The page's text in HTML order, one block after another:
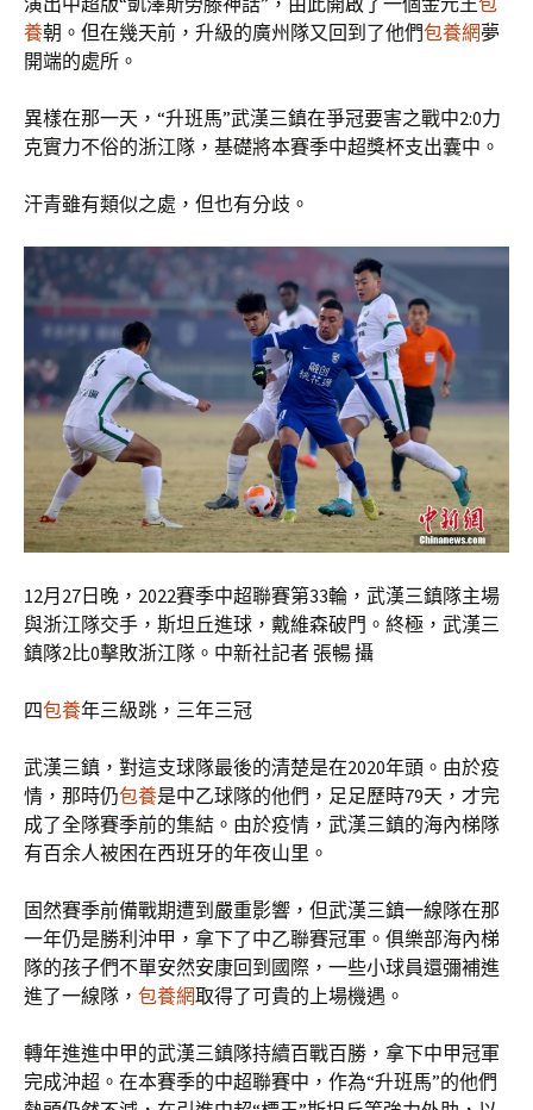
養朝。但在幾天前，升級的廣州隊又回到了他們包養網夢
開端的處所。
異樣在那一天，“升班馬”武漢三鎮在爭冠要害之戰中2:0力
克實力不俗的浙江隊，基礎將本賽季中超獎杯支出囊中。
汗青雖有類似之處，但也有分歧。
12月27日晚，2022賽季中超聯賽第33輪，武漢三鎮隊主場
與浙江隊交手，斯坦丘進球，戴維森破門。終極，武漢三
鎮隊2比0擊敗浙江隊。中新社記者 張暢 攝
四包養年三級跳，三年三冠
武漢三鎮，對這支球隊最後的清楚是在2020年頭。由於疫
情，那時仍包養是中乙球隊的他們，足足歷時79天，才完
成了全隊賽季前的集結。由於疫情，武漢三鎮的海內梯隊
有百余人被困在西班牙的年夜山里。
固然賽季前備戰期遭到嚴重影響，但武漢三鎮一線隊在那
一年仍是勝利沖甲，拿下了中乙聯賽冠軍。俱樂部海內梯
隊的孩子們不單安然安康回到國際，一些小球員還彌補進
進了一線隊， 包養網取得了可貴的上場機遇。
轉年進進中甲的武漢三鎮隊持續百戰百勝，拿下中甲冠軍
完成沖超。在本賽季的中超聯賽中，作為“升班馬”的他們